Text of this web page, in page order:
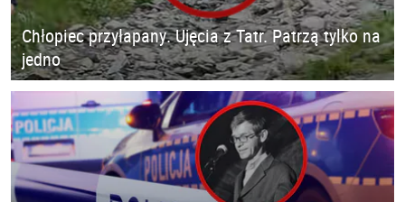
Chłopiec przyłapany. Ujęcia z Tatr. Patrzą tylko na
jedno